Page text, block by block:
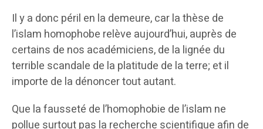
Il y a donc péril en la demeure, car la thèse de
l’islam homophobe relève aujourd’hui, auprès de
certains de nos académiciens, de la lignée du
terrible scandale de la platitude de la terre; et il
importe de la dénoncer tout autant.
Que la fausseté de l’homophobie de l’islam ne
pollue surtout pas la recherche scientifique afin de